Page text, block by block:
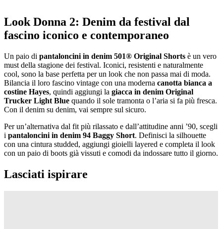
Look Donna 2: Denim da festival dal
fascino iconico e contemporaneo
Un paio di pantaloncini in denim 501® Original Shorts è un vero
must della stagione dei festival. Iconici, resistenti e naturalmente
cool, sono la base perfetta per un look che non passa mai di moda.
Bilancia il loro fascino vintage con una moderna canotta bianca a
costine Hayes, quindi aggiungi la giacca in denim Original
Trucker Light Blue quando il sole tramonta o l’aria si fa più fresca.
Con il denim su denim, vai sempre sul sicuro.
Per un’alternativa dal fit più rilassato e dall’attitudine anni ’90, scegli
i pantaloncini in denim 94 Baggy Short. Definisci la silhouette
con una cintura studded, aggiungi gioielli layered e completa il look
con un paio di boots già vissuti e comodi da indossare tutto il giorno.
Lasciati ispirare